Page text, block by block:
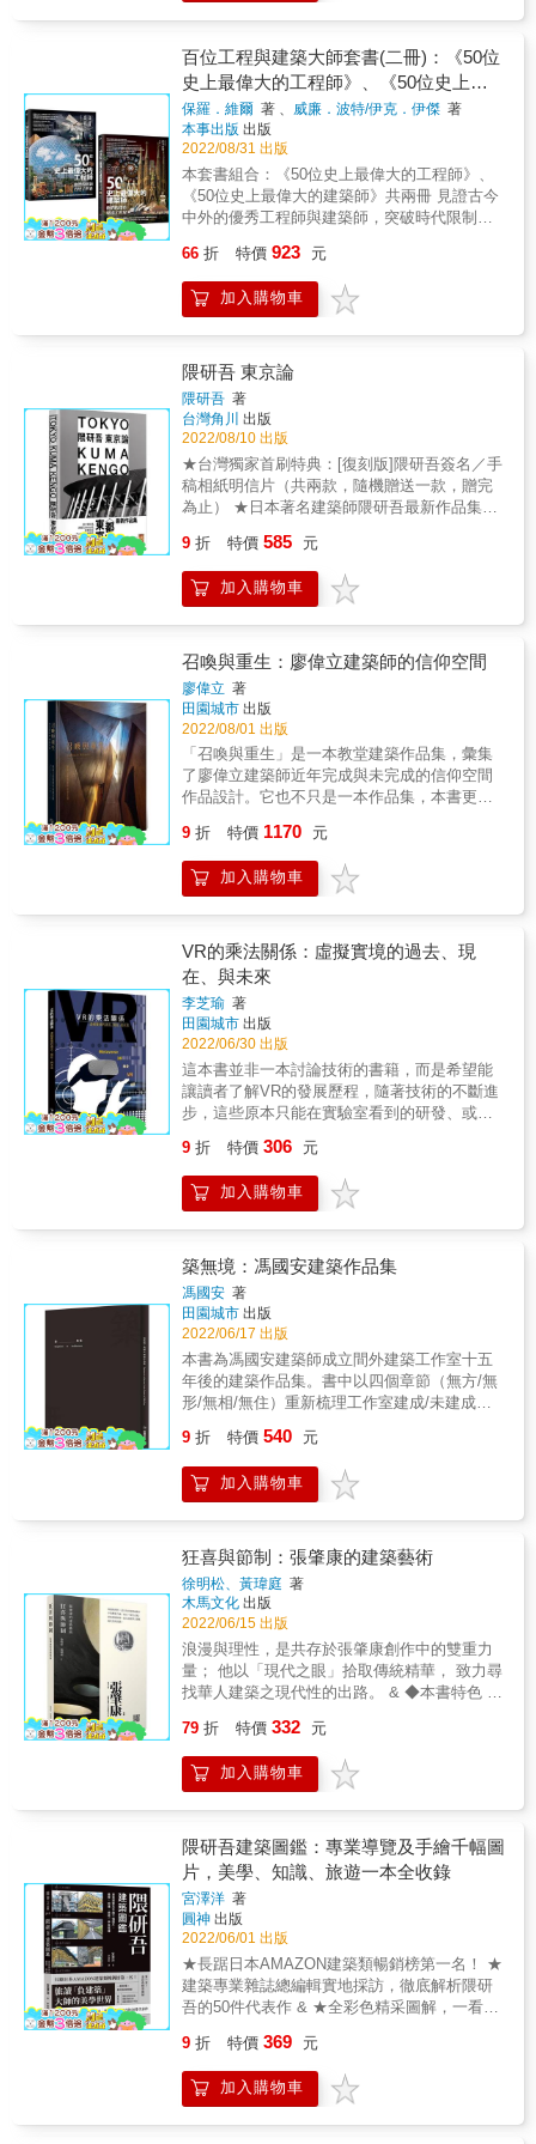
敦這座保守城市進行建築改革是如此舉步維
艱，甚至受到查爾斯王子百般阻撓，他直接當
著王子的面嗆聲，還登報公開譴責王子濫用特
權！ ▎一度被AA校長認定「不適合做建築」的
建築大師 出身建築世家，義大利曾祖父
Eugenio興建自己的別墅，堂哥Ernesto Rogers
的米蘭BBPR是義大利最知名的現代建築事務
所，二戰的爆發讓他遠離這一切，讓他從原本
的義大利資產階級生活，轉落到倫敦一間寄宿
單人房。天生患有「讀寫障礙」讓一切更加絕
是「出了名的爛」。這樣的他，日後如何逆轉
人生，進入歐洲最高建築學府AA建築聯盟學
院，再進耶魯師從Paul Rudolph、Serge
衰敗，城市復興大作戰 ●水深火熱的倫敦居民
&rarr;倫敦的住宅大多比日本、比利時、荷蘭還
小，房租卻佔去市民薪資的七到八成！ ●奇蹟
都市巴塞隆納&rarr;都市的密度與紐約差不多，
卻沒有摩天樓林立？與人口數同樣是550萬的亞
特蘭大相比，佔地僅二十五分之一，碳排放量
卻更集中易控？ ●加拿大都市報告&rarr;是郊區
化，還是未經仔細規劃的城市在無謂蔓生？一
個郊區家庭一天消耗政府三千五百美元，一個
何？ 住宅計畫和城市復興不可或分，Richard
Rogers從當代「高科技」建築技術下手，追求
「耐久長壽、彈性適用、低度耗能」：從「混
合用途」的龐畢度中心，以「熱質量」與「煙
囪效應」自給控溫的波爾多法院，到「預製建
材」、幾小時內就能像積木般拼裝的「Y立方」
住宅。 無論是建築迷、建築系學生、建築師、
甚或關心居住正義、以及未來城市綠建築議題
的人們，都能在本書找到靈光啟發。 「Richard
Rogers提醒我們，建築是最具社會性的藝術，
相信城市有潛力變成社會變革的催化劑﹔或許
建築師最需要堅持的，就是做好一位公民的角
色。」──普立茲克獎建築獎評審團 ▎找到建築
的公共性，Richard Rogers這樣想 ● 【文化中
心】龐畢度中心──建築結構向外裸露，也讓文
●【辦公大樓】勞氏大樓──是金融市場的靈活
機器，也照顧行路人的樂趣 ●【法院】波爾多
法院──把法院設計成一所法律學校，而不是罪
與罰的堡壘 ●【機場】希斯洛機場第五航廈──
只要用大螺栓和支架就能固定住的輕量、寬
鬆、優雅的「穀倉」，結構勇壯又易更動，足
以應付下一波空中旅行變革 ●【工廠】信賴控
制工廠──辦公室和作業樓層都在同一棟，首創
工廠民主精神先例；隨拆即用，隨時因應各種
變更與擴建的「漂亮棚子」 ●【住宅】Y 立方
積木一樣拼裝組成，成本六萬英鎊 &
一幢偉大的建築始於不可量度的靈感啟迪，經
由一連串可量度的設計過程，最後呈現出不可
量度的精神向度。 ◇ 一幢建築物不可量度的精
神，有賴於其可量度的實際情況與構件。 ◇ 每
本書都是一種奉獻，儲存這些奉獻的地方是近
乎神聖的圖書館，向你訴說著此種奉獻。 ◇ 當
光線尚未觸及建築物的翼側之前，並不曉得自
己有多麼偉大。 ◇ 工程和設計不應該是兩回
事，他們必須是同一件事。 ◇ 結構和建築是不
能被分開的，它們彼此共生。 ◇ 書本極其重
僅付清了它的印刷費用。 ◇ 高層建築的基座應
該要比頂端寬大，而且在頂端部分的柱子應該
輕盈地像是會跳舞的仙女，而在基座的柱子應
它們所在的位置不同，負擔的任務不同，因而
不應該有相同的尺度。 ◇ 現在建築之所以令人
產生「需要裝飾」的主要原因，是因為我們習
慣於將所有的構造接頭美化，也就是隱藏各構
件的接合方式；如果未來有可能在蓋房子的同
時訓練我們自己的繪圖能力的話，應該從基礎
開始，由下而上，停下我們的筆，然後在澆灌
經由我們表達出建造的方法而產生，並且能夠
因此發展出新的構造方法。 ◇ 中世紀建築師用
實心的石頭蓋房子，現在我們用空心的石頭蓋
構件的中空部分，也可以大到足以穿越或生活
在其中。在結構設計上，為了明確表達「空」
的概念，刺激了各種空間架構的發展。目前已
經發展出來正被試用的各種結構形式，與自然
有著密切的關係，它們是持續探索事物秩序的
成果。 ◇ 機械設備空間所產生的干擾，必須藉
由進一步的發展結構以求解決。整合是自然之
道，我們可以向自然學習。 ◇ 一幢偉大的建築
肇始於不可量度，當它被設計乃至於完成，必
出不可量度的特質。 ◇ 室內光線由建築形式形
塑。這種光線是神聖的光線，這光線確認了每
天世界上一個特殊的場所，使我們與不可量度
的抽象世界連結。這神聖的光線，浮現於日光
與結構的交會之處。 ◇ 假如我們能夠在未來的
結構中去隔離機械的設備管線，好像它們也有
屬於自己的美學價值，就如同空間也有屬於自
己的美學定位，我們也就不需要有任何在建築
中隱藏設備的藉口。 ◇ 構造體是一座在自然光
線底下的設計成品，拱頂、穹窿、拱與柱子均
是呼應陽光特質的構造體。自然光藉著季節與
四時推移，細膩的光線變化賦予空間不同的氣
---------------------------------------------- ｜特色一｜：
聽見不為人知的建築師心聲 你眼中的建築師與
實際的建築師根本完全不同，從未想過建築師
會有這些情緒起伏。 ｜特色二｜：幽默療癒的
圖像，讓你看了又哭又笑 運用線條簡單的筆觸
來呈現圖像，光看到圖就很療癒，不知不覺將
一篇篇故事看完。 ----------------------------------------
-------------------------------------------------------------------
--------------------------------------------------------- ｜每
一則內心劇場，都是笑中帶淚的建築人生｜ 曾
想到從此熬夜熬成了遊魂，喝蜆精成了蜆人。
〈建築系學生與夜晚的糾纏〉 王董每天都在應
酬中流連忘返，於是董娘商請建築師把客廳裝
家中，但董娘此後反而變得不愛回家了......
〈家的幸福，非關風格〉 一個設計案磨一年還
沒定案，還不是最令人心累的原因， 是業主在
看過第10 個方案後，選擇了第1個方案。〈你
美好的第一次，卻是我最痛的一次〉 經過建築
系長時間的訓練與磨難，每位建築師都說得一
口好設計， 不過業主時常是有聽沒有懂，可不
師，請說白話文〉 &
百位工程與建築大師套書(二冊)：《50位
史上最偉大的工程師》、《50位史上最
偉大的建築師》
保羅．維爾 著 、 威廉．波特/伊克．伊傑 著
本事出版 出版
2022/08/31 出版
本套書組合：《50位史上最偉大的工程師》、
《50位史上最偉大的建築師》共兩冊 見證古今
中外的優秀工程師與建築師，突破時代限制大
師》 一本由STEM教育大使及STEM教育叢書
作者共同執筆的跨學科最新力作！ 你可曾想
過，每天通勤的交通工具、冬暖夏涼的居住空
將停滯不前，這個世界也無法運轉
&hellip;&hellip; 工程師會提供方法來滿足人類
的各種需求，運用智慧製作工具， 再藉由這些
工具將世界塑造成適合人類生活的樣貌。 西元
一世紀，古希臘工程師希羅發明最早的蒸氣
機，在一千多年後用來發動工業革命；同一世
紀，中國的數學工程師張衡發明地動儀和指南
車，為人們預測地震與指引方向； 二十世紀，
日本建築工程師內藤多仲設計了六座鐵塔，榮
畫作＜蒙娜麗莎的微笑＞聞名的達文西居然是
現代戰車的原型設計師！ 英國的喬治&middot;
史蒂文森為何被稱為「鐵道之父」？ 從陸地飛
向天空，萊特兄弟製造飛機的故事家喻戶曉，
那麼，你知道發明噴射發動機的人又是誰？ 從
陸地到海洋，英國土木工程師伊桑巴德
&middot;金德姆&middot;布魯內爾設計出第一
條隧道； 法裔工程師約瑟夫&middot;巴札爾蓋
特，設計出建構倫敦中心地帶的地下污水系統
工程，緩解了霍亂疫情&hellip;&hellip; 本書介
紹的50位工程師來自世界各地，包含各式各樣
的傑出人才， 其共同點都是針對現實世界的問
題，提供實際的解決之道， 並為世界的建構做
出重大的貢獻。 曾任STEM教育大使及編撰
STEM教育書籍的兩位作者， 致力於跨學科的
有趣生平。 書中以精美插圖展示他們的主要成
就， 包括機械、建築、橋梁或是重大的技術革
新， 更以引人入勝的內容探討這些工程師如何
突破困境，獲致成功。 從高聳入雲的摩天大
樓、大型強子對撞機，一直到矽晶片和微小的
奈米碳管&hellip;&hellip;， 我們居住的世界不
斷地經過工程形塑，為我們帶來更多便捷與舒
適， 提升了生活品質，造福未來。 如果你曾經
想過「那是誰做的？」 那麼，在本書中就可以
找到答案！ 《50位史上最偉大的建築師》 建
是唯一讓我們不得不親自參與的藝術形式。 那
些被我們推崇的偉大建築師，比起在其他領域
的專業人士， 更有可能影響我們的日常生活。
透過這些故事，我們可以了解是哪些人讓這些
故事變得偉大， 而這件事最有價值的一面，就
是我們對自己又多了解了一些。 本書所介紹的
古今世界著名建築── 從赫米烏努大師的埃及金
字塔，到貝聿銘設計的羅浮宮玻璃金字塔，古
今對照； 由約恩&middot;烏松設計的雪梨歌劇
院，已被列為世界遺產，為澳洲帶來龐大的觀
&middot;蓋爾，將墨爾本打造成為世界最宜居
的城市之一； 中國明朝建築師蒯祥率領香山工
匠興建的紫禁城，是古代宮殿藝術的集大成之
頂技法， 打造出全世界最大的磚造圓頂教堂──
聖母百花大教堂； 當然，也別錯過了由建築師
華特．葛羅培斯於1919年春季創建的包浩斯學
院， 正是二十世紀現代藝術運動最具影響力的
建築&hellip;&hellip; 50位建築大師中，你認識
幾位？實地看過的建築有多少？ 本書介紹許多
表現精采、成就卓越的建築大師， 帶領你神遊
世界，觀賞許多偉大的建築。 本書作者是一位
建築師，也是建築評論家， 這是他以世界建築
的建築大師， 介紹每位大師的生平、創作風格
及其對於後世的影響。 如作者所言，「認識每
位建築大師的環境、文化、侷限與原則，以及
建築如何幫助我們形塑造我們所居住的世界。
在每個建築大師的一系列的成功與挫敗中，我
們可以找到克服逆境的工具。」 &
66 折 特價 923 元
加入購物車
隈研吾 東京論
隈研吾 著
台灣角川 出版
2022/08/10 出版
★台灣獨家首刷特典：[復刻版]隈研吾簽名／手
稿相紙明信片（共兩款，隨機贈送一款，贈完
為止） ★日本著名建築師隈研吾最新作品集，
本、全彩照片＋隈研吾自我剖析創作背後的心
境，不僅看見作品，更能看見隱含其中的真實
精神。 隈研吾 寫給東京的情書
從對東京產生興趣以來，已經過了60載。開始
在東京書寫情書，也已經過了近40個年頭。
&mdash;&mdash;這段期間，我和她都以不同
的形式增添了年歲，其中幽微的變化，或許也
能夠透過這部作品集傳遞出來。 ～～～～～～
～～～～～～～～～～～～～～～～～～～～
～～～～ 「東京是由高台與山谷低地編織而成
的複雜織品， 但這塊織品不只是單純的馬賽克
而已。 以水路為基底的工業軸，和以軍隊這種
品凹凸起伏，並增添微妙的色彩 東京與各地方
相連，而各地方將其特色投影在東京。 東京是
日本這個多元之地的映象。 更進一步追溯這映
象的源頭，可以在日本各地方的背後看到亞洲
的多樣性。」 【與隈研吾的文字一同漫遊於東
京的每一條街道】 青山‧神宮外苑 青山的森林
裡還住著我的朋友作家村上春樹。 村上春樹在
千駄谷的鳩森神社附近開了一家爵士樂酒吧，
經營了四年。 他也是個渴望受到森林庇護的溫
柔而靦腆的人。 中目黑 目黑川沿岸有一處小工
廠區，骯髒但迷人，我受託在這裡為星巴克設
計店面。 男子氣概十足，又有點壞壞的男團
個團體的本質。 六本木 二戰後受美國占領期
間，軍隊染上了美國的色彩， 六本木以軍隊為
媒介，逐漸成為帶有美國色彩的地區。 比方
被稱為「不良外國人群聚地」， 這種不良色彩
吸引了年輕人。 世田谷‧中央線沿線 我在吉祥
寺和下北澤，利用廢品（垃圾）設計了廉價的
串烤店和小酒家。 這類小酒家也是連繫東京與
大地的重要絲線。 透過垃圾，大地與人類相
連。 銀座‧丸之內 銀座再過去有歌舞伎座。江
戶時代， 散布在日本橋與木挽町一帶的歌舞伎
小劇場， 被江戶幕府視為反政府的危險娛樂設
施，受到監視。 進入明治時代以後，需要一個
木挽町興建了大型歌舞伎座。 歌舞伎座多災多
難，經歷祝融、地震及轟炸， 多次重建，我受
託設計第五代的歌舞伎座。 淺草‧押上 即使是
草，就能獲得特別的感受，發現自己的心境在
此地大不相同。 神樂坂 在往後的城市，步行將
變得非常重要。 文豪夏目漱石也住過我家附近
的早稻田南町，聽說他都會散步到神樂坂來。
散步的同時，腦中可以天馬行空。 我也會在散
步時思考建築物的設計，一有好點子，就立刻
傳訊息給工作人員。 世田谷、臨海、城北、武
３封情書。 &copy; Kengo Kuma 2020
9 折 特價 585 元
加入購物車
召喚與重生：廖偉立建築師的信仰空間
廖偉立 著
田園城市 出版
2022/08/01 出版
「召喚與重生」是一本教堂建築作品集，彙集
了廖偉立建築師近年完成與未完成的信仰空間
作品設計。它也不只是一本作品集，本書更希
的空間設計文本的閱讀，以及從藝術、建築與
神學的不同角度探討「日常神聖性」的對話文
本，進一步橫向切片式地去發掘當代台灣社會
數百年來移民與殖民下孕育出的多元混成文
化，在信仰空間的演變上表露無遺，基督信仰
的一神論觀點與外來殖民思想和本土文化的矛
盾與衝突，讓宣教過程與表達形式必須採取彈
性與包容，才得以融入城鄉與前進地方。因此
教堂空間思想與設計形式在移植的過程容易產
生持續的變異（mutate）與適應（adapt），使
得台灣的教堂不論在哪個時期，相較於西方教
堂承繼宗教派別與其建築類型的主體性脈絡，
風格與規制、崇高與神聖，並非這些台灣在地
同與突破本位主義，而更富有一種因時制宜、
因地制宜的邊緣實驗性格。聖經中基督「道成
肉身」（incarnation）的神學觀點或許可以為
時與罪人共食，犯安息日為人醫病，都在挑戰
傳統猶太人對於教條式形式主義來區分聖俗的
謬誤。真正的神聖性是透過日常實踐而非儀禮
流程中得到的「重生」，福音的傳播是藉著信
徒分散而非聚集來完成，神聖的「召喚」更來
自日常動靜中的靈光啟發，甚於聖殿敬拜裡的
聖靈充滿。 廖偉立建築師一系列的台灣教會建
直以來台灣教會建築制式的後現代樣板印象，
為沈寂已久的都市「靈性空間」，注入足以容
納台灣社會信仰轉變的巨大能量。由於台灣密
集的都市涵構，使得城市教會建築的複合與垂
話與連結，嘗試讓教堂空間在「機構」的服務
性與「聖堂」的神聖性之間的內在衝突中，找
到「聖俗並存」的柔性空間原型。救恩之光教
會將都市的公共性導入空間內部，在通過虛實
交錯、光影交織的垂直化空間序列的引導，創
造層層隱喻的(聖經)敘事場景，將「由俗入聖」
的感知經驗融入高密度的城市生活當中，企圖
模糊神性空間與常民生活的界線，以區別於西
方教堂「聖俗對立」的二元思考，成功詮釋了
表徵。爾後他陸續完成了「台中忠孝路長老教
會」、「礁溪長老教會」、「台南德光教
會」、「新竹錫安堂」等教堂設計，還有諸多
經驗中觀察與理解台灣社會多元駁雜的現象，
以及東方師法自然的哲學思想與與宇宙觀，透
過物質性與精神性的空間辯證在信仰空間追尋
的過程中，試圖讓信徒與非信徒都能瞥見天(上
帝神性)、地(運作法則)，也擴張了對自身與群
體趨向「物我合一」、「人我合一」的理想境
界，一種內在信仰與外在生活的統一。廖偉立
設計作品中的空間魅力與思想特質，就是在這
漸開展。他時常提到孩童時期記憶中的廟埕，
那種社區生活與精神信仰沒有邊界的空間經
驗，成為他構思教會「聖俗並存」、「由俗化
聖」的空間基調。教會建築對他而言不是封閉
9 折 特價 1170 元
加入購物車
VR的乘法關係：虛擬實境的過去、現
在、與未來
李芝瑜 著
田園城市 出版
2022/06/30 出版
這本書並非一本討論技術的書籍，而是希望能
讓讀者了解VR的發展歷程，隨著技術的不斷進
步，這些原本只能在實驗室看到的研發、或是
術，並應用於大眾的日常生活中。回溯到本書
的主題「VR的乘法關係」，我們可以理解為現
在最熱搜的元宇宙其實也是VR的一種乘法關係
活中，虛擬世界的應用將會持續演化與融合在
我們生活中，也提供未來人們更多元的交流平
台。看完這本書，或許會發現新冠疫情是危機
也是轉機，不僅提供原本停滯不前的虛擬實境
一個新的舞台，也快速提供虛擬實境跨領域的
機會。
9 折 特價 306 元
加入購物車
築無境：馮國安建築作品集
馮國安 著
田園城市 出版
2022/06/17 出版
本書為馮國安建築師成立間外建築工作室十五
年後的建築作品集。書中以四個章節（無方/無
形/無相/無住）重新梳理工作室建成/未建成作
與自然的和諧關係。 無造章節介紹設計教育的
成果， 如何在設計師與教師身分之間實現建築
理想。 無念章節為三篇關於作者的文章， 以客
9 折 特價 540 元
加入購物車
狂喜與節制：張肇康的建築藝術
徐明松、黃瑋庭 著
木馬文化 出版
2022/06/15 出版
浪漫與理性，是共存於張肇康創作中的雙重力
量； 他以「現代之眼」拾取傳統精華， 致力尋
找華人建築之現代性的出路。 & ◆本書特色 1.
的創作生命、思想與人生的建築傳記。 2. 深入
扼要的東海大學建築賞析指南，收錄珍貴的創
建初期舊照與各式建築設計圖紙。 3. 透過解說
張肇康是華人建築師中少見畢業自哈佛、師承
葛羅培斯的直系弟子， 也是與貝聿銘、陳其寬
共同實踐東海大學校園規劃的關鍵推手。 & 身
為兼容包浩斯教誨與華人文化的浪漫主義者，
收放、陰陽的雙重力量，在張肇康畢生創作中
皆相伴而生， 有時酒神似的浪漫狂放，有時又
理性的自我節制。 & 張肇康接受包浩斯設計教
育的洗禮， 先是在創作、實驗了一系列的「中
國現代建築」， 試圖將所學的包浩斯現代性，
努力嫁接到華人傳統建築， 而有了東海校園建
作； 晚年則以「現代之眼」進行民居的測繪與
記錄， 著成《中國：建築之道》一書，既傳達
他對現代建築與傳統對話的看法， 也寄寓了他
79 折 特價 332 元
加入購物車
隈研吾建築圖鑑：專業導覽及手繪千幅圖
片，美學、知識、旅遊一本全收錄
宮澤洋 著
圓神 出版
2022/06/01 出版
★長踞日本AMAZON建築類暢銷榜第一名！ ★
建築專業雜誌總編輯實地採訪，徹底解析隈研
吾的50件代表作 & ★全彩色精采圖解，一看就
學世界 一窺世界級建築大師隈研吾不斷進化的
軌跡！ & 不追求蓋出「具體建築」傳世，而是
「添加創意」使之有趣 兼具美學、知識和旅
9 折 特價 369 元
加入購物車